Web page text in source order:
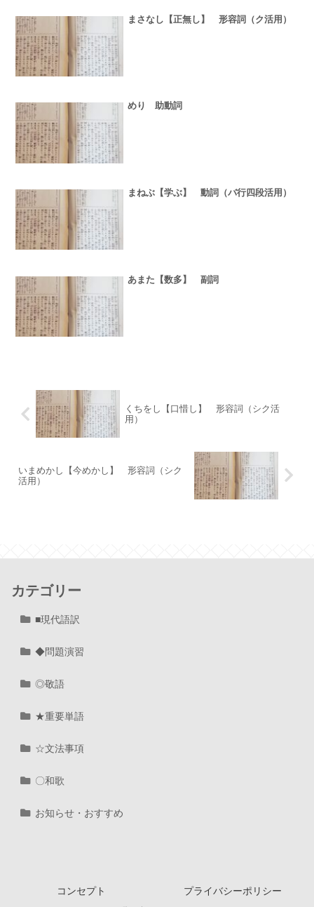
まさなし【正無し】 形容詞（ク活用）
めり 助動詞
まねぶ【学ぶ】 動詞（バ行四段活用）
あまた【数多】 副詞
くちをし【口惜し】 形容詞（シク活
用）
いまめかし【今めかし】 形容詞（シク
活用）
カテゴリー
■現代語訳
◆問題演習
◎敬語
★重要単語
☆文法事項
〇和歌
お知らせ・おすすめ
コンセプト
プライバシーポリシー